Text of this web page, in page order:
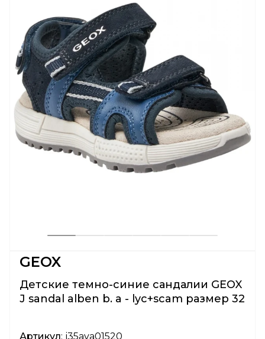
GEOX
Детские темно-синие сандалии GEOX
J sandal alben b. a - lyc+scam размер 32
Артикул: j35ava01520